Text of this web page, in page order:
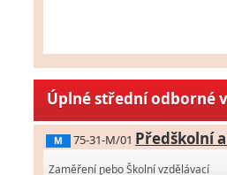
Úplné střední odborné
M 75-31-M/01 Předškolní
Zaměření nebo Školní vzdělávací